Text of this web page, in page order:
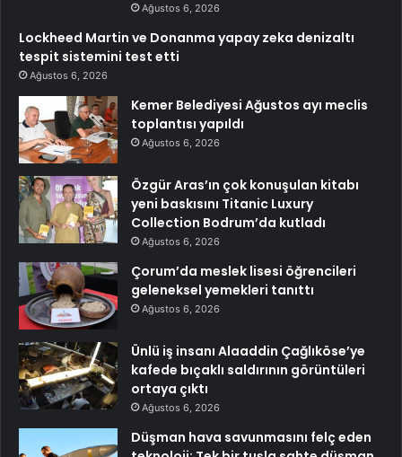
Ağustos 6, 2026
Lockheed Martin ve Donanma yapay zeka denizaltı
tespit sistemini test etti
Ağustos 6, 2026
Kemer Belediyesi Ağustos ayı meclis
toplantısı yapıldı
Ağustos 6, 2026
Özgür Aras’ın çok konuşulan kitabı
yeni baskısını Titanic Luxury
Collection Bodrum’da kutladı
Ağustos 6, 2026
Çorum’da meslek lisesi öğrencileri
geleneksel yemekleri tanıttı
Ağustos 6, 2026
Ünlü iş insanı Alaaddin Çağlıköse’ye
kafede bıçaklı saldırının görüntüleri
ortaya çıktı
Ağustos 6, 2026
Düşman hava savunmasını felç eden